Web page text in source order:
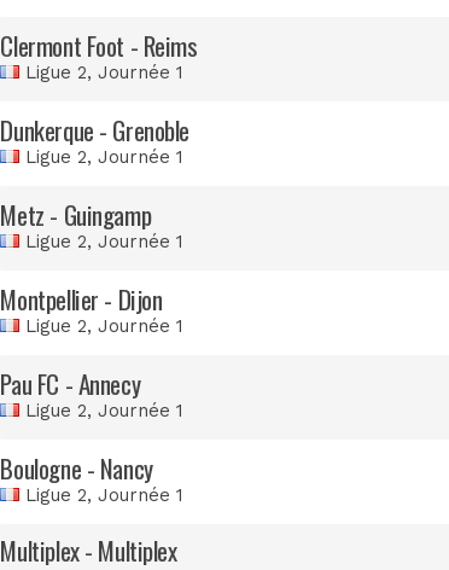
Clermont Foot - Reims
Ligue 2, Journée 1
Dunkerque - Grenoble
Ligue 2, Journée 1
Metz - Guingamp
Ligue 2, Journée 1
Montpellier - Dijon
Ligue 2, Journée 1
Pau FC - Annecy
Ligue 2, Journée 1
Boulogne - Nancy
Ligue 2, Journée 1
Multiplex - Multiplex